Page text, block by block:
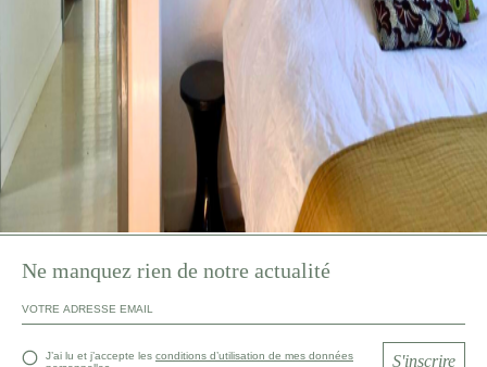
Ne manquez rien de notre actualité
J’ai lu et j’accepte les conditions d’utilisation de mes données
S'inscrire